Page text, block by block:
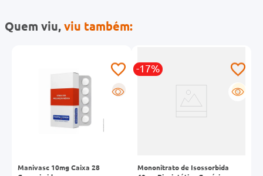
Quem viu,viu também:
R
Manivasc 10mg Caixa 28
-17%
G
Mononitrato de Isossorbida